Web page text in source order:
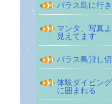
バラス島に行き
マンタ、写真
見えてます
バラス島貸し切
体験ダイビン
に囲まれる